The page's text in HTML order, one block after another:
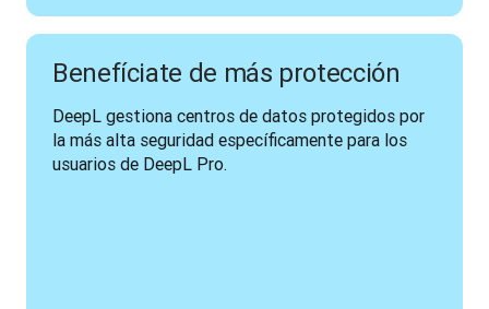
Benefíciate de más protección
DeepL gestiona centros de datos protegidos por
la más alta seguridad específicamente para los
usuarios de DeepL Pro.